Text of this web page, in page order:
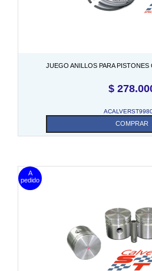
JUEGO ANILLOS PARA PISTONES
$
COMPRAR